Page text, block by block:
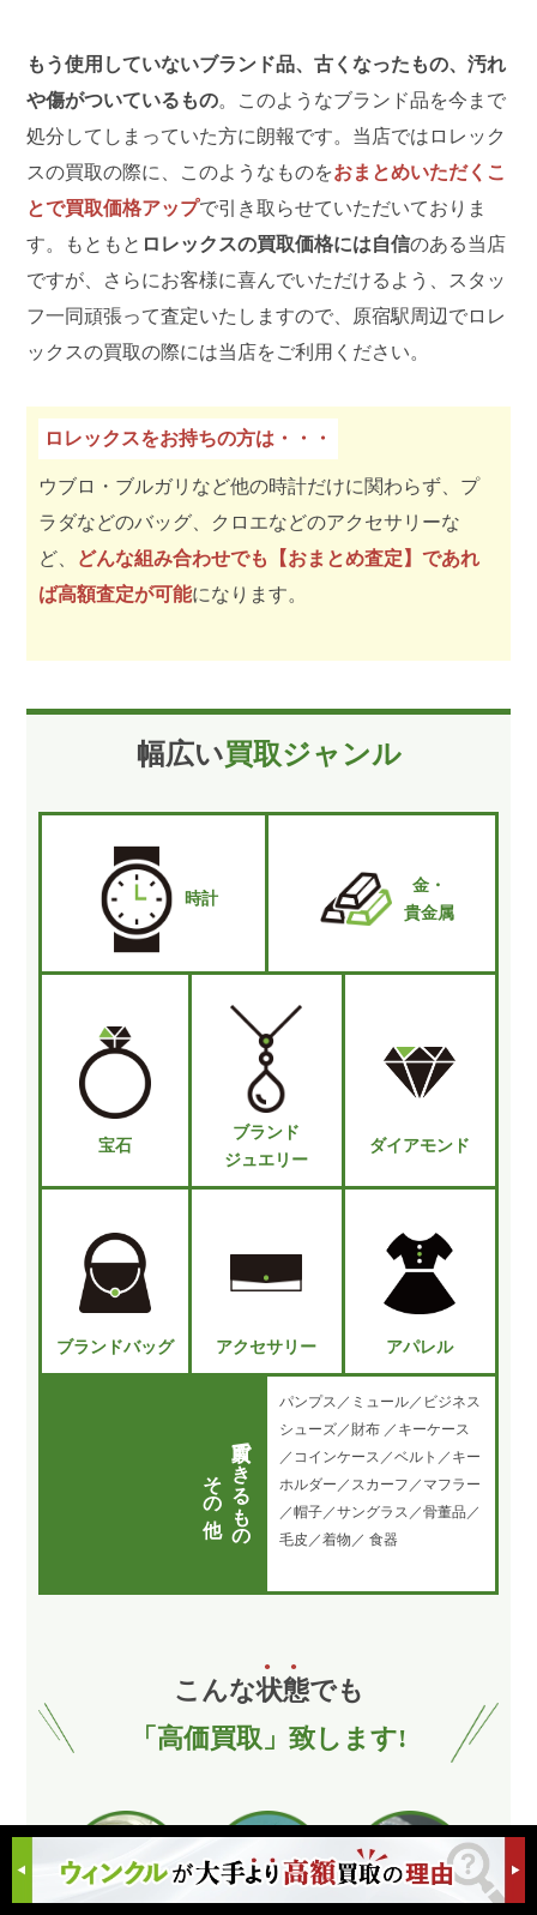
もう使用していないブランド品、古くなったもの、汚れ
や傷がついているもの。このようなブランド品を今まで
処分してしまっていた方に朗報です。当店ではロレック
スの買取の際に、このようなものをおまとめいただくこ
とで買取価格アップで引き取らせていただいておりま
す。もともと ロレックスの買取価格には自信のある当店
ですが、さらにお客様に喜んでいただけるよう、スタッ
フ一同頑張って査定いたしますので、原宿駅周辺でロレ
ックスの買取の際には当店をご利用ください。
ロレックスをお持ちの方は・・・
ウブロ・ブルガリなど他の時計だけに関わらず、プ
ラダなどのバッグ、クロエなどのアクセサリーな
ど、 どんな組み合わせでも【おまとめ査定】であれ
ば高額査定が可能になります。
幅広い買取ジャンル
時計
金・
貴金属
宝石
ブランド
ジュエリー
ダイアモンド
ブランドバッグ アクセサリー アパレル
買取できるもの
その他
パンプス／ミュール／ビジネス
シューズ／財布 ／キーケース
／コインケース／ベルト／キー
ホルダー／スカーフ／マフラー
／帽子／サングラス／骨董品／
毛皮／着物／ 食器
こんな状態でも
「高価買取」致します!